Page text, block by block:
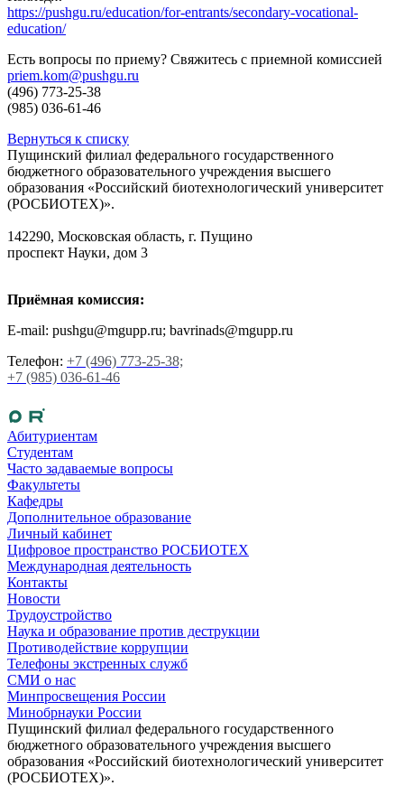
https://pushgu.ru/education/for-entrants/secondary-vocational-
education/
Есть вопросы по приему? Свяжитесь с приемной комиссией
priem.kom@pushgu.ru
(496) 773-25-38
(985) 036-61-46
Вернуться к списку
Пущинский филиал федерального государственного
бюджетного образовательного учреждения высшего
образования «Российский биотехнологический университет
(РОСБИОТЕХ)».
142290, Московская область, г. Пущино
проспект Науки, дом 3
Приёмная комиссия:
E-mail: pushgu@mgupp.ru; bavrinads@mgupp.ru
Телефон: +7 (496) 773-25-38;
+7 (985) 036-61-46
Абитуриентам
Студентам
Часто задаваемые вопросы
Факультеты
Кафедры
Дополнительное образование
Личный кабинет
Цифровое пространство РОСБИОТЕХ
Международная деятельность
Контакты
Новости
Трудоустройство
Наука и образование против деструкции
Противодействие коррупции
Телефоны экстренных служб
СМИ о нас
Минпросвещения России
Минобрнауки России
Пущинский филиал федерального государственного
бюджетного образовательного учреждения высшего
образования «Российский биотехнологический университет
(РОСБИОТЕХ)».